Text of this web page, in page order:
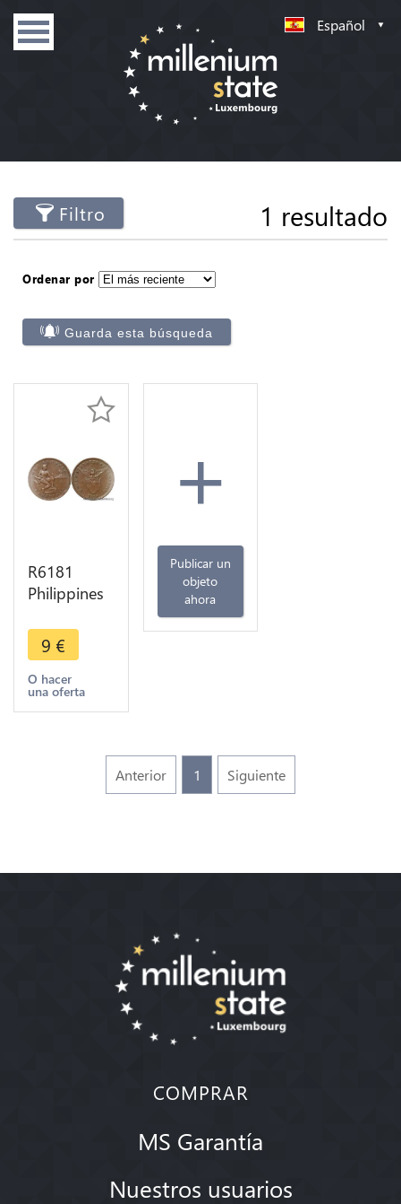
Español
Filtro 1 resultado
Ordenar por
Guarda esta búsqueda
R6181
Philippines
1926 M
Manila ->
Make offer
9 €
O hacer
una oferta
+
Publicar un
objeto
ahora
Anterior 1 Siguiente
COMPRAR
MS Garantía
Nuestros usuarios